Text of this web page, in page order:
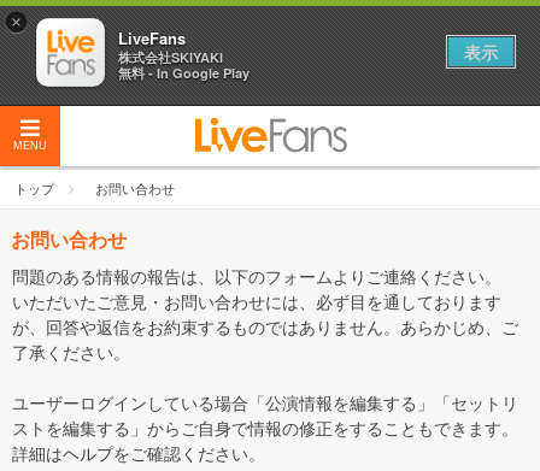
MENU
トップ お問い合わせ
お問い合わせ
問題のある情報の報告は、以下のフォームよりご連絡ください。
いただいたご意見・お問い合わせには、必ず目を通しております
が、回答や返信をお約束するものではありません。あらかじめ、ご
了承ください。
ユーザーログインしている場合「公演情報を編集する」「セットリ
ストを編集する」からご自身で情報の修正をすることもできます。
詳細はヘルプをご確認ください。
×
LiveFans
株式会社SKIYAKI
無料 - In Google Play
表示